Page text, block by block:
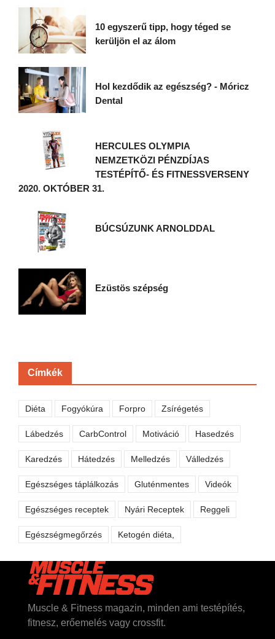
10 egyszerű tipp, hogy téged se
kerüljön el az álom
Hol kezdődik az egészség? - Móricz
Dental
HERCULES OLYMPIA
NEMZETKÖZI PÉNZDÍJAS
TESTÉPÍTŐ- ÉS FITNESSVERSENY
2020. OKTÓBER 31.
BÚCSÚZUNK ARNOLDDAL
Ezüstös szépség
Címkék
Diéta Fogyókúra Forpro Zsírégetés
Lábedzés CarbControl Motiváció Hasedzés
Karedzés Hátedzés Melledzés Válledzés
Egészséges táplálkozás Gluténmentes Videók
Egészséges receptek Nyári Receptek Reggeli
Egészségmegőrzés Ketogén diéta,
Muscle & Fitness magazin, minden ami testépítés,
fitnesz, erőemelés vagy crossfit.